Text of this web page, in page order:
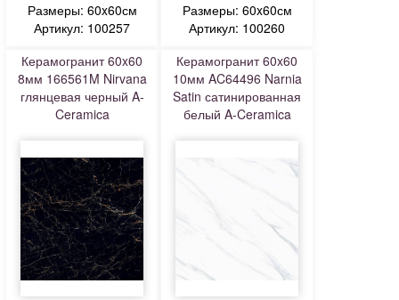
Размеры: 60x60см
Артикул: 100257
Размеры: 60x60см
Артикул: 100260
Керамогранит 60x60
8мм 166561M Nirvana
глянцевая черный A-
Ceramica
Керамогранит 60x60
10мм AC64496 Narnia
Satin сатинированная
белый A-Ceramica